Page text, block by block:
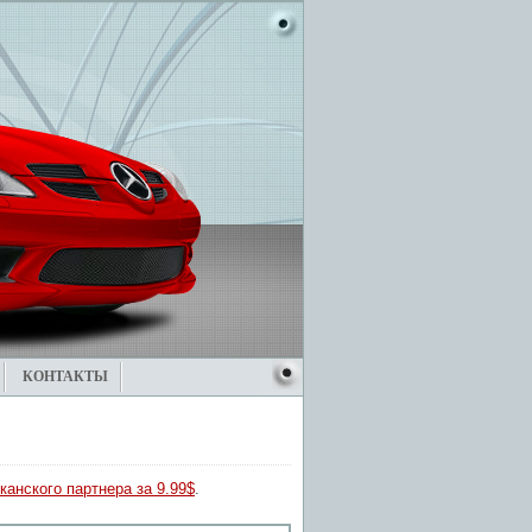
КОНТАКТЫ
партнера за 9.99$.